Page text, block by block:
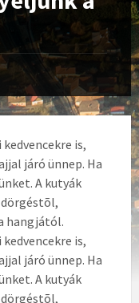
is,
járó ünnep. Ha
A kutyák
hangjától.
is,
járó ünnep. Ha
A kutyák